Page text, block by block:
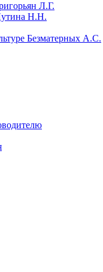
Л.Г.
Н.Н.
Безматерных А.С.